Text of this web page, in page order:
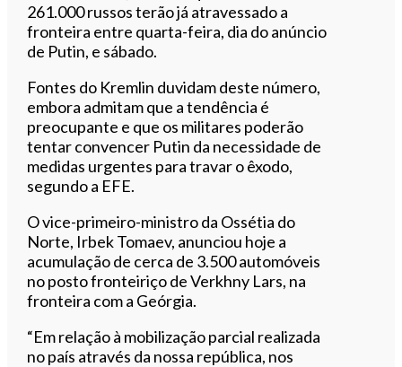
261.000 russos terão já atravessado a
fronteira entre quarta-feira, dia do anúncio
de Putin, e sábado.
Fontes do Kremlin duvidam deste número,
embora admitam que a tendência é
preocupante e que os militares poderão
tentar convencer Putin da necessidade de
medidas urgentes para travar o êxodo,
segundo a EFE.
O vice-primeiro-ministro da Ossétia do
Norte, Irbek Tomaev, anunciou hoje a
acumulação de cerca de 3.500 automóveis
no posto fronteiriço de Verkhny Lars, na
fronteira com a Geórgia.
“Em relação à mobilização parcial realizada
no país através da nossa república, nos